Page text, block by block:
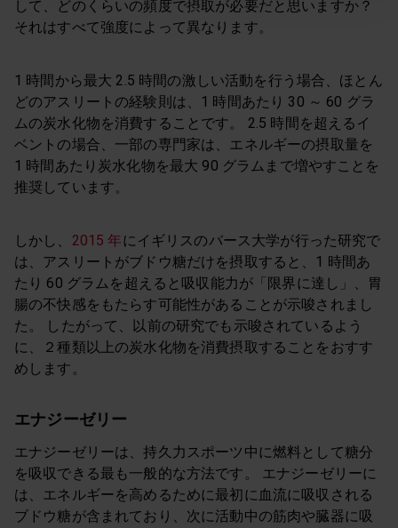
して、どのくらいの頻度で摂取が必要だと思いますか？
それはすべて強度によって異なります。
1 時間から最大 2.5 時間の激しい活動を行う場合、ほとん
どのアスリートの経験則は、1 時間あたり 30 ～ 60 グラ
ムの炭水化物を消費することです。 2.5 時間を超えるイ
ベントの場合、一部の専門家は、エネルギーの摂取量を
1 時間あたり炭水化物を最大 90 グラムまで増やすことを
推奨しています。
しかし、 2015 年にイギリスのバース大学が行った研究で
は、アスリートがブドウ糖だけを摂取すると、1 時間あ
たり 60 グラムを超えると吸収能力が「限界に達し」、胃
腸の不快感をもたらす可能性があることが示唆されまし
た。 したがって、以前の研究でも示唆されているよう
に、２種類以上の炭水化物を消費摂取することをおすす
めします。
エナジーゼリー
エナジーゼリーは、持久力スポーツ中に燃料として糖分
を吸収できる最も一般的な方法です。 エナジーゼリーに
は、エネルギーを高めるために最初に血流に吸収される
ブドウ糖が含まれており、次に活動中の筋肉や臓器に吸